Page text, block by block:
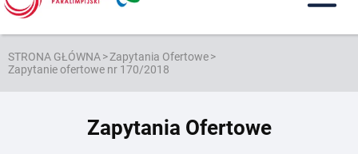
STRONA GŁÓWNA>Zapytania Ofertowe>
Zapytanie ofertowe nr 170/2018
Zapytania Ofertowe